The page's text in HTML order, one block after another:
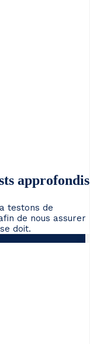
approfondis
testons de
de nous assurer
doit.